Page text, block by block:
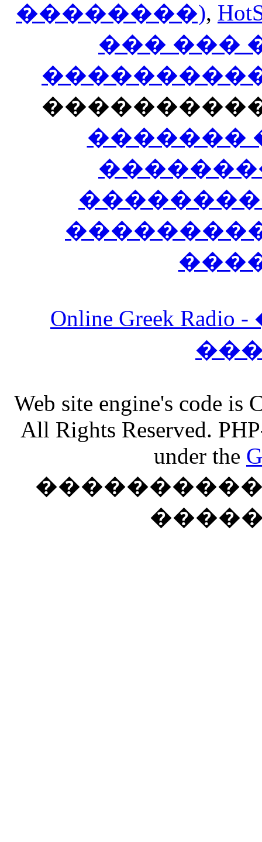
��������),
��� ���
�������
Online Greek
Web site engine's code
All Rights Reserved.
under the
����������